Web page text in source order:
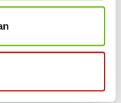
leven worden